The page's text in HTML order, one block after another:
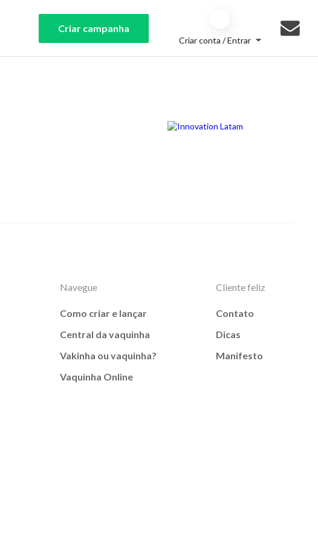
Criar campanha
Criar conta / Entrar
Navegue
Como criar e lançar
Central da vaquinha
Vakinha ou vaquinha?
Vaquinha Online
Cliente feliz
Contato
Dicas
Manifesto